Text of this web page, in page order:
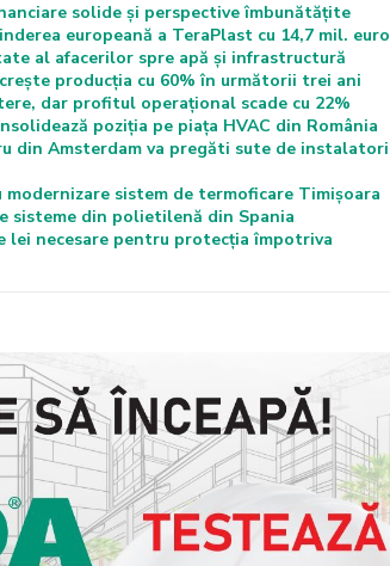
solide și perspective îmbunătățite
europeană a TeraPlast cu 14,7 mil. euro
al afacerilor spre apă și infrastructură
producția cu 60% în următorii trei ani
dar profitul operațional scade cu 22%
poziția pe piața HVAC din România
din Amsterdam va pregăti sute de instalatori
sistem de termoficare Timișoara
sisteme din polietilenă din Spania
lei necesare pentru protecţia împotriva